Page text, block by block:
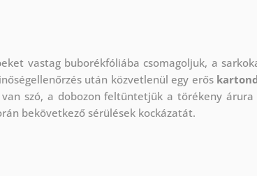
vastag buborékfóliába csomagoljuk, a
után közvetlenül egy erős
szó, a dobozon feltüntetjük a törékeny
bekövetkező sérülések kockázatát.